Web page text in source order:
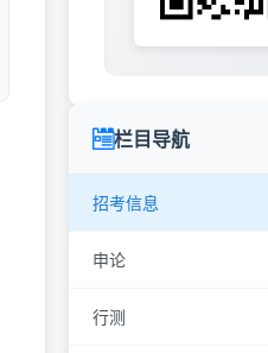
栏目导航
招考信息
申论
行测